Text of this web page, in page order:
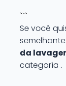
```
Se você
da
categoría .